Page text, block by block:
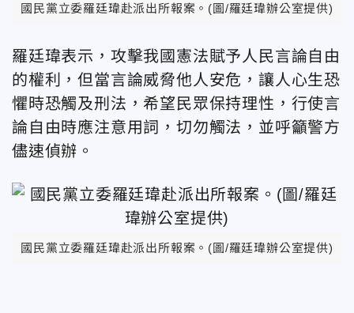
國民黨立委羅廷瑋赴派出所報案。(圖/羅廷瑋辦公室提供)
羅廷瑋表示，攻擊我國憲法賦予人民言論自由
的權利，但當言論威脅他人安危，讓人心生恐
懼時恐觸及刑法，希望民眾保持理性，行使言
論自由時應注意用詞，切勿觸法，並呼籲警方
儘速偵辦。
國民黨立委羅廷瑋赴派出所報案。(圖/羅廷瑋辦公室提供)